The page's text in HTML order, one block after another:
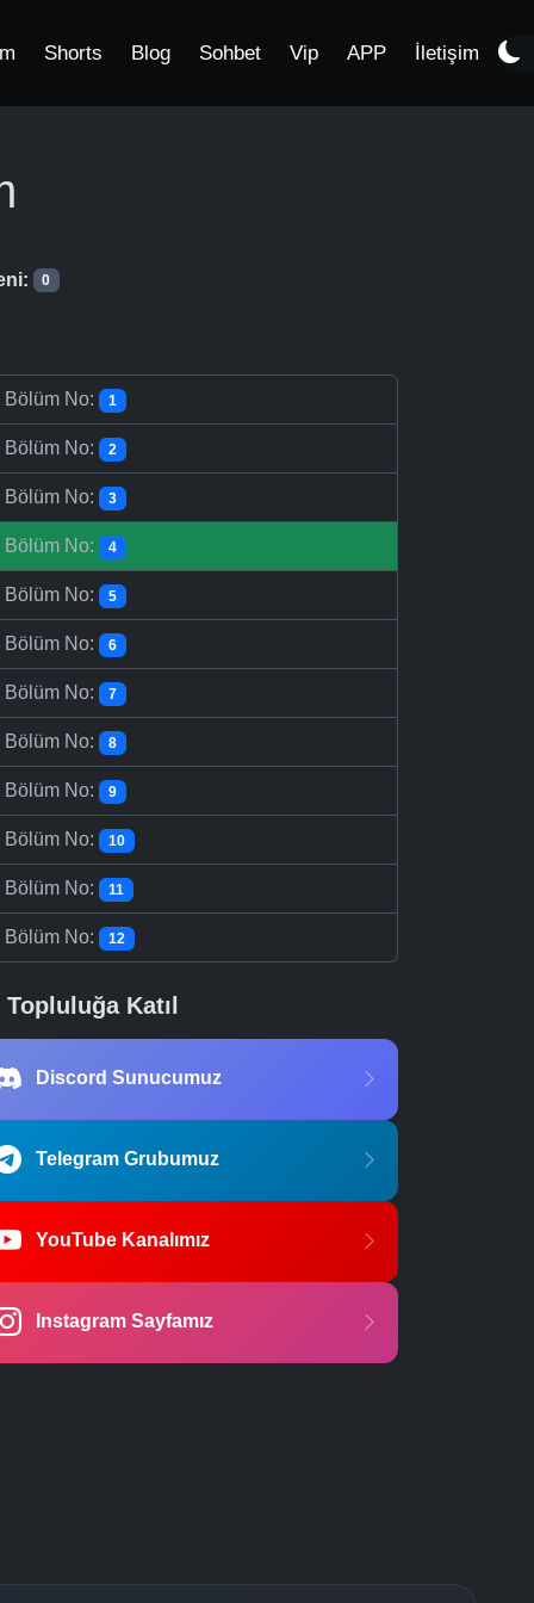
Shorts Blog Sohbet Vip APP İletişim
0
Bölüm No: 1
Bölüm No: 2
Bölüm No: 3
Bölüm No: 4
Bölüm No: 5
Bölüm No: 6
Bölüm No: 7
Bölüm No: 8
Bölüm No: 9
Bölüm No: 10
Bölüm No: 11
Bölüm No: 12
Topluluğa Katıl
Discord Sunucumuz
Telegram Grubumuz
YouTube Kanalımız
Instagram Sayfamız